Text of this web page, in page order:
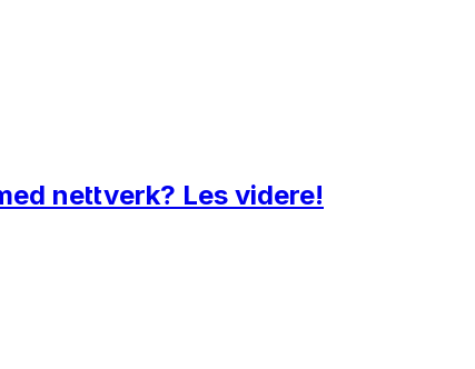
nettverk? Les videre!